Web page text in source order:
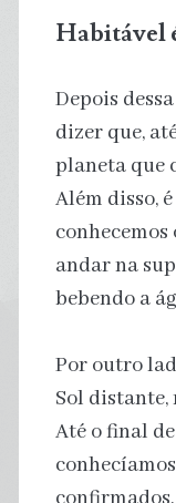
Habitável
Depois
dizer que,
planeta que
Além disso,
andar na
bebendo a
Por outro
Sol distante,
Até o final